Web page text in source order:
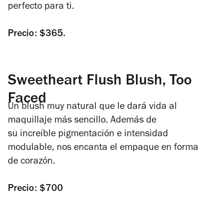
perfecto para ti.
Precio: $365.
Sweetheart Flush Blush, Too
Faced
Un blush muy natural que le dará vida al
maquillaje más sencillo. Además de
su increíble pigmentación e intensidad
modulable, nos encanta el empaque en forma
de corazón.
Precio: $700